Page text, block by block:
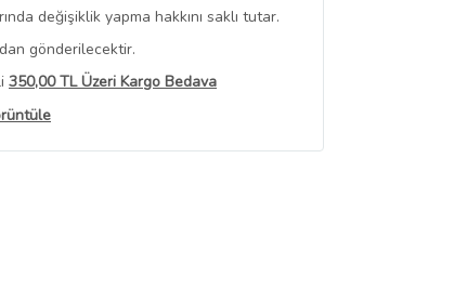
değişiklik yapma hakkını saklı tutar.
gönderilecektir.
350,00 TL Üzeri Kargo Bedava
bilgileri, satıcı tarafından